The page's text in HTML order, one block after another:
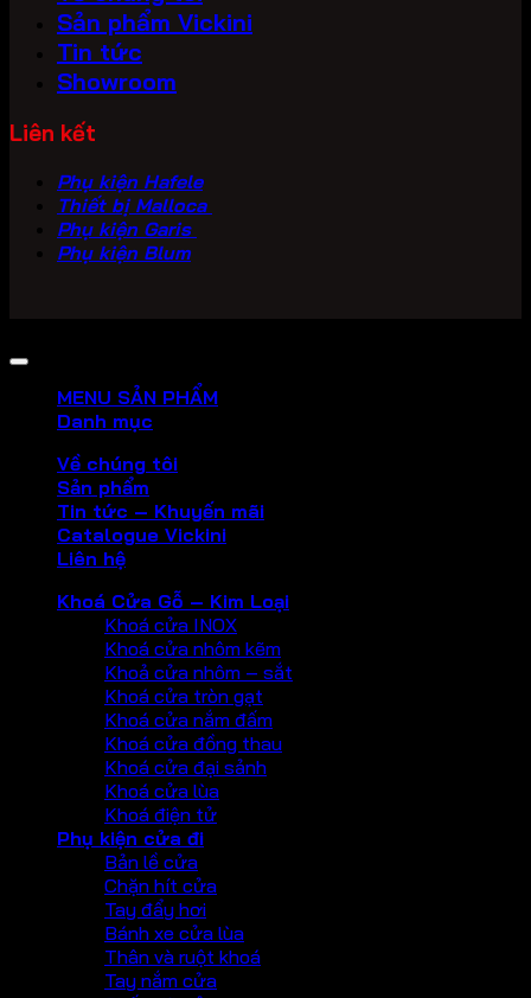
Sản phẩm Vickini
Tin tức
Showroom
Liên kết
Phụ kiện Hafele
Thiết bị Malloca
Phụ kiện Garis
Phụ kiện Blum
MENU SẢN PHẨM
Danh mục
Về chúng tôi
Sản phẩm
Tin tức – Khuyến mãi
Catalogue Vickini
Liên hệ
Khoá Cửa Gỗ – Kim Loại
Khoá cửa INOX
Khoá cửa nhôm kẽm
Khoả cửa nhôm – sắt
Khoá cửa tròn gạt
Khoá cửa nắm đấm
Khoá cửa đồng thau
Khoá cửa đại sảnh
Khoá cửa lùa
Khoá điện tử
Phụ kiện cửa đi
Bản lề cửa
Chặn hít cửa
Tay đẩy hơi
Bánh xe cửa lùa
Thân và ruột khoá
Tay nắm cửa